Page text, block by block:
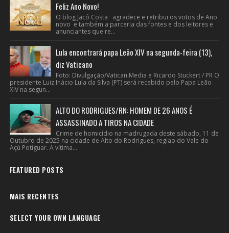
Feliz Ano Novo!
O blog Jacó Costa agradece e retribui os votos de Ano
novo e também a parceria das fontes e dos leitores e
anunciantes que re...
Lula encontrará papa Leão XIV na segunda-feira (13),
diz Vaticano
Foto: Divulgação/Vatican Media e Ricardo Stuckert / PR O
presidente Luiz Inácio Lula da Silva (PT) será recebido pelo Papa Leão
XIV na segun...
ALTO DO RODRIGUES/RN: HOMEM DE 26 ANOS É
ASSASSINADO A TIROS NA CIDADE
Crime de homicídio na madrugada deste sábado, 11 de
Outubro de 2025 na cidade de Alto do Rodrigues, regiao do Vale do
Açú Potiguar. A vítima...
FEATURED POSTS
MAIS RECENTES
SELECT YOUR OWN LANGUAGE